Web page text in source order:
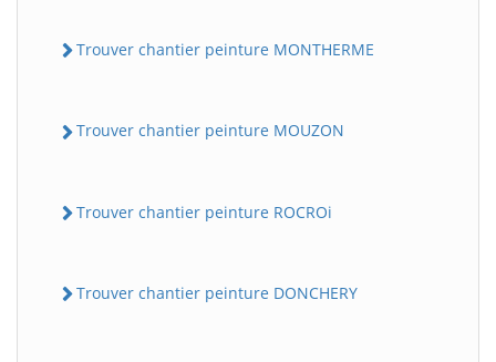
Trouver chantier peinture MONTHERME
Trouver chantier peinture MOUZON
Trouver chantier peinture ROCROi
Trouver chantier peinture DONCHERY